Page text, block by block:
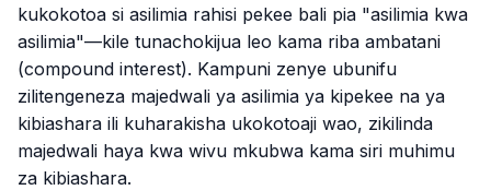
kukokotoa si asilimia rahisi pekee bali pia "asilimia kwa
asilimia"—kile tunachokijua leo kama riba ambatani
(compound interest). Kampuni zenye ubunifu
zilitengeneza majedwali ya asilimia ya kipekee na ya
kibiashara ili kuharakisha ukokotoaji wao, zikilinda
majedwali haya kwa wivu mkubwa kama siri muhimu
za kibiashara.